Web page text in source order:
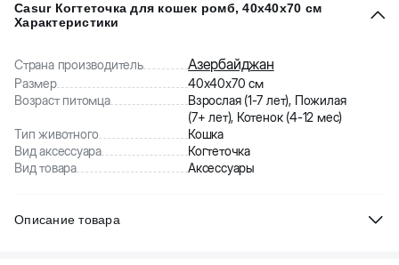
Casur Когтеточка для кошек ромб, 40x40x70 см
Характеристики
Страна производитель Азербайджан
Размер
40x40x70 см
Возраст питомца
Взрослая (1-7 лет), Пожилая
(7+ лет), Котенок (4-12 мес)
Тип животного
Кошка
Вид аксессуара
Когтеточка
Вид товара
Аксессуары
Описание товара